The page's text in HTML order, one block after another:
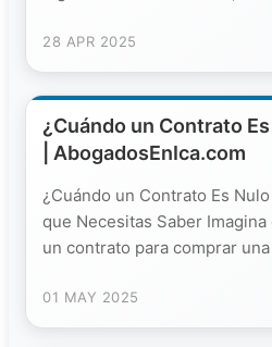
28 APR 2025
¿Cuándo un Contrato
| AbogadosEnIca.com
¿Cuándo un Contrato Es
que Necesitas Saber
un contrato para comprar una
01 MAY 2025